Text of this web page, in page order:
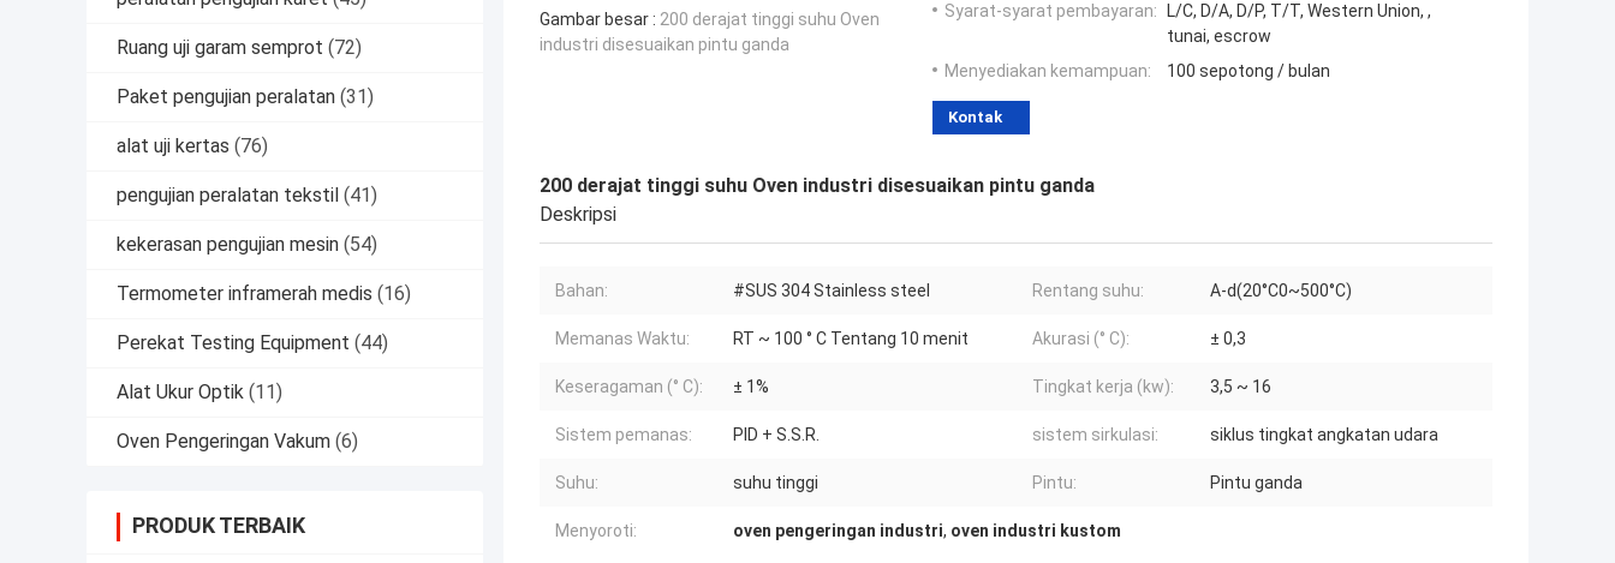
Ruang uji garam semprot (72)
Paket pengujian peralatan (31)
alat uji kertas (76)
pengujian peralatan tekstil (41)
kekerasan pengujian mesin (54)
Termometer inframerah medis (16)
Perekat Testing Equipment (44)
Alat Ukur Optik (11)
Oven Pengeringan Vakum (6)
PRODUK TERBAIK
Gambar besar : 200 derajat tinggi suhu Oven
industri disesuaikan pintu ganda
Syarat-syarat pembayaran:
L/C, D/A, D/P, T/T, Western Union, ,
tunai, escrow
Menyediakan kemampuan:
100 sepotong / bulan
Kontak
200 derajat tinggi suhu Oven industri disesuaikan pintu ganda
Deskripsi
Bahan: #SUS 304 Stainless steel Rentang suhu: A-d(20°C0~500°C)
Memanas Waktu: RT ~ 100 ° C Tentang 10 menit Akurasi (° C): ± 0,3
Keseragaman (° C): ± 1% Tingkat kerja (kw): 3,5 ~ 16
Sistem pemanas: PID + S.S.R. sistem sirkulasi: siklus tingkat angkatan udara
Suhu: suhu tinggi Pintu: Pintu ganda
Menyoroti: oven pengeringan industri, oven industri kustom